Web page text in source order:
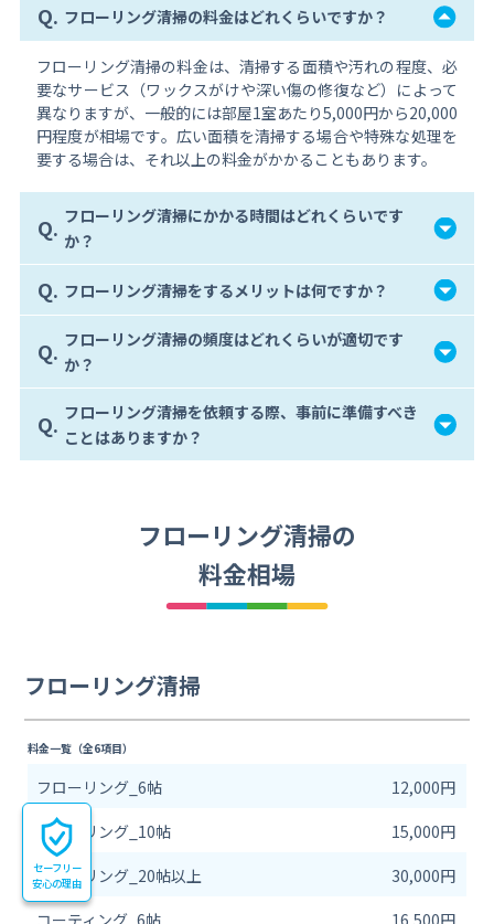
Q. フローリング清掃の料金はどれくらいですか？
フローリング清掃の料金は、清掃する面積や汚れの程度、必
要なサービス（ワックスがけや深い傷の修復など）によって
異なりますが、一般的には部屋1室あたり5,000円から20,000
円程度が相場です。広い面積を清掃する場合や特殊な処理を
要する場合は、それ以上の料金がかかることもあります。
Q. フローリング清掃にかかる時間はどれくらいです
か？
Q. フローリング清掃をするメリットは何ですか？
Q. フローリング清掃の頻度はどれくらいが適切です
か？
Q. フローリング清掃を依頼する際、事前に準備すべき
ことはありますか？
フローリング清掃の
料金相場
フローリング清掃
料金一覧（全6項目）
フローリング_6帖
12,000円
フローリング_10帖
15,000円
フローリング_20帖以上
30,000円
セーフリー
安心の理由